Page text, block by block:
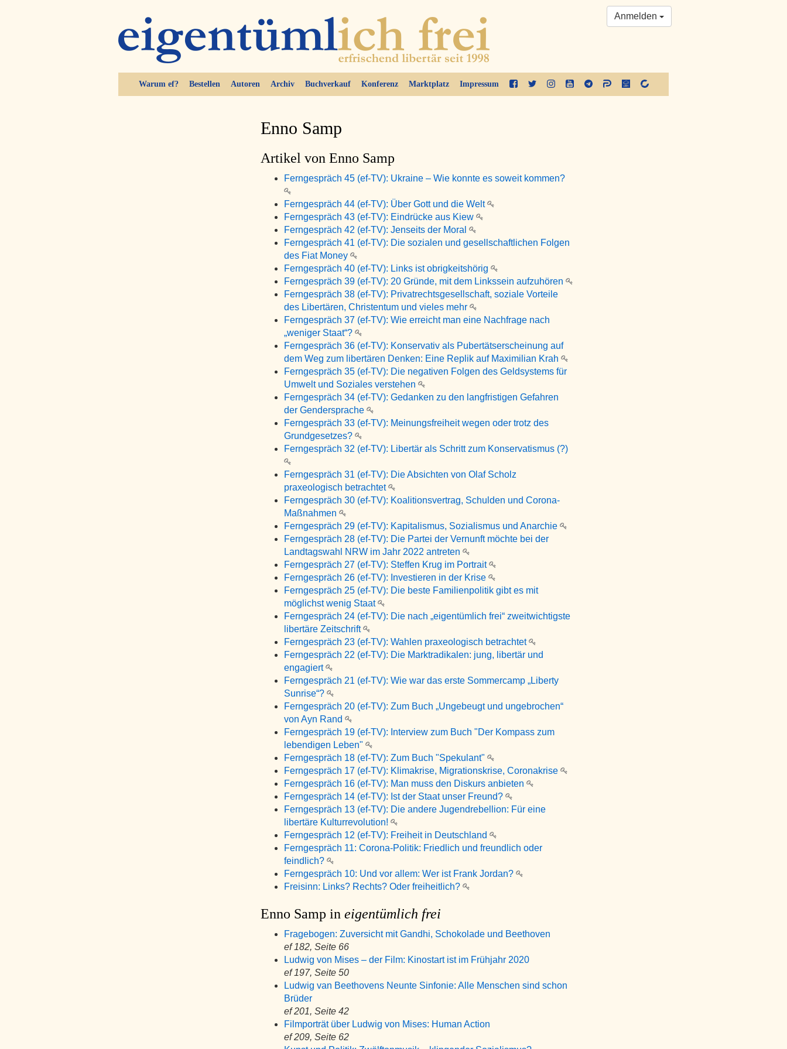
Warum ef? Bestellen Autoren Archiv Buchverkauf Konferenz Marktplatz Impressum
Anmelden
Enno Samp
Artikel von Enno Samp
Ferngespräch 45 (ef-TV): Ukraine – Wie konnte es soweit kommen?
Ferngespräch 44 (ef-TV): Über Gott und die Welt
Ferngespräch 43 (ef-TV): Eindrücke aus Kiew
Ferngespräch 42 (ef-TV): Jenseits der Moral
Ferngespräch 41 (ef-TV): Die sozialen und gesellschaftlichen Folgen
des Fiat Money
Ferngespräch 40 (ef-TV): Links ist obrigkeitshörig
Ferngespräch 39 (ef-TV): 20 Gründe, mit dem Linkssein aufzuhören
Ferngespräch 38 (ef-TV): Privatrechtsgesellschaft, soziale Vorteile
des Libertären, Christentum und vieles mehr
Ferngespräch 37 (ef-TV): Wie erreicht man eine Nachfrage nach
„weniger Staat“?
Ferngespräch 36 (ef-TV): Konservativ als Pubertätserscheinung auf
dem Weg zum libertären Denken: Eine Replik auf Maximilian Krah
Ferngespräch 35 (ef-TV): Die negativen Folgen des Geldsystems für
Umwelt und Soziales verstehen
Ferngespräch 34 (ef-TV): Gedanken zu den langfristigen Gefahren
der Gendersprache
Ferngespräch 33 (ef-TV): Meinungsfreiheit wegen oder trotz des
Grundgesetzes?
Ferngespräch 32 (ef-TV): Libertär als Schritt zum Konservatismus (?)
Ferngespräch 31 (ef-TV): Die Absichten von Olaf Scholz
praxeologisch betrachtet
Ferngespräch 30 (ef-TV): Koalitionsvertrag, Schulden und Corona-
Maßnahmen
Ferngespräch 29 (ef-TV): Kapitalismus, Sozialismus und Anarchie
Ferngespräch 28 (ef-TV): Die Partei der Vernunft möchte bei der
Landtagswahl NRW im Jahr 2022 antreten
Ferngespräch 27 (ef-TV): Steffen Krug im Portrait
Ferngespräch 26 (ef-TV): Investieren in der Krise
Ferngespräch 25 (ef-TV): Die beste Familienpolitik gibt es mit
möglichst wenig Staat
Ferngespräch 24 (ef-TV): Die nach „eigentümlich frei“ zweitwichtigste
libertäre Zeitschrift
Ferngespräch 23 (ef-TV): Wahlen praxeologisch betrachtet
Ferngespräch 22 (ef-TV): Die Marktradikalen: jung, libertär und
engagiert
Ferngespräch 21 (ef-TV): Wie war das erste Sommercamp „Liberty
Sunrise“?
Ferngespräch 20 (ef-TV): Zum Buch „Ungebeugt und ungebrochen“
von Ayn Rand
Ferngespräch 19 (ef-TV): Interview zum Buch "Der Kompass zum
lebendigen Leben"
Ferngespräch 18 (ef-TV): Zum Buch "Spekulant"
Ferngespräch 17 (ef-TV): Klimakrise, Migrationskrise, Coronakrise
Ferngespräch 16 (ef-TV): Man muss den Diskurs anbieten
Ferngespräch 14 (ef-TV): Ist der Staat unser Freund?
Ferngespräch 13 (ef-TV): Die andere Jugendrebellion: Für eine
libertäre Kulturrevolution!
Ferngespräch 12 (ef-TV): Freiheit in Deutschland
Ferngespräch 11: Corona-Politik: Friedlich und freundlich oder
feindlich?
Ferngespräch 10: Und vor allem: Wer ist Frank Jordan?
Freisinn: Links? Rechts? Oder freiheitlich?
Enno Samp in eigentümlich frei
Fragebogen: Zuversicht mit Gandhi, Schokolade und Beethoven
ef 182, Seite 66
Ludwig von Mises – der Film: Kinostart ist im Frühjahr 2020
ef 197, Seite 50
Ludwig van Beethovens Neunte Sinfonie: Alle Menschen sind schon
Brüder
ef 201, Seite 42
Filmporträt über Ludwig von Mises: Human Action
ef 209, Seite 62